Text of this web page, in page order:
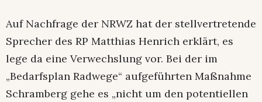
Auf Nachfrage der NRWZ hat der stellvertretende
Sprecher des RP Matthias Henrich erklärt, es
lege da eine Verwechslung vor. Bei der im
„Bedarfsplan Radwege“ aufgeführten Maßnahme
Schramberg gehe es „nicht um den potentiellen